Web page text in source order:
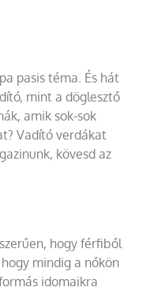
pasis téma. És hát
mint a döglesztő
amik sok-sok
Vadító verdákat
kövesd az
hogy férfiből
mindig a nőkön
idomaikra